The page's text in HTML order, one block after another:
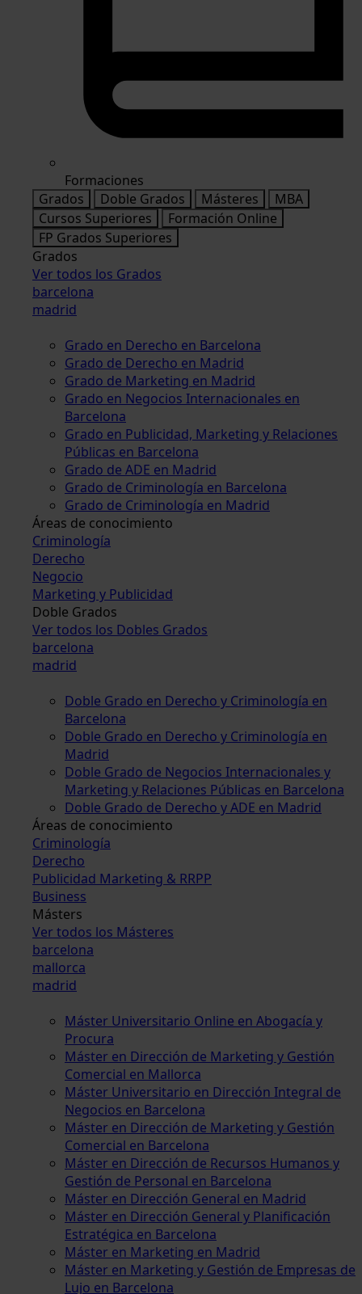
Formaciones
Grados
Doble Grados Másteres
MBA
Cursos Superiores
Formación Online
FP Grados Superiores
Grados
Ver todos los Grados
barcelona
madrid
Grado en Derecho en Barcelona
Grado de Derecho en Madrid
Grado de Marketing en Madrid
Grado en Negocios Internacionales en
Barcelona
Grado en Publicidad, Marketing y Relaciones
Públicas en Barcelona
Grado de ADE en Madrid
Grado de Criminología en Barcelona
Grado de Criminología en Madrid
Áreas de conocimiento
Criminología
Derecho
Negocio
Marketing y Publicidad
Doble Grados
Ver todos los Dobles Grados
barcelona
madrid
Doble Grado en Derecho y Criminología en
Barcelona
Doble Grado en Derecho y Criminología en
Madrid
Doble Grado de Negocios Internacionales y
Marketing y Relaciones Públicas en Barcelona
Doble Grado de Derecho y ADE en Madrid
Áreas de conocimiento
Criminología
Derecho
Publicidad Marketing & RRPP
Business
Másters
Ver todos los Másteres
barcelona
mallorca
madrid
Máster Universitario Online en Abogacía y
Procura
Máster en Dirección de Marketing y Gestión
Comercial en Mallorca
Máster Universitario en Dirección Integral de
Negocios en Barcelona
Máster en Dirección de Marketing y Gestión
Comercial en Barcelona
Máster en Dirección de Recursos Humanos y
Gestión de Personal en Barcelona
Máster en Dirección General en Madrid
Máster en Dirección General y Planificación
Estratégica en Barcelona
Máster en Marketing en Madrid
Máster en Marketing y Gestión de Empresas de
Lujo en Barcelona